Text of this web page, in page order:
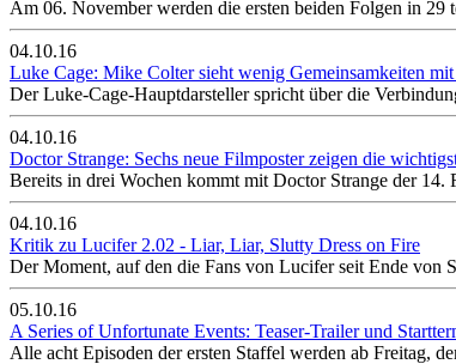
Am 06. November werden die ersten beiden Folgen in
04.10.16
Luke Cage: Mike Colter sieht wenig Gemeinsamkeiten
Der Luke-Cage-Hauptdarsteller spricht über die
04.10.16
Doctor Strange: Sechs neue Filmposter zeigen die
Bereits in drei Wochen kommt mit Doctor Strange der
04.10.16
Kritik zu Lucifer 2.02 - Liar, Liar, Slutty Dress on Fire
Der Moment, auf den die Fans von Lucifer seit Ende von
05.10.16
A Series of Unfortunate Events: Teaser-Trailer und
Alle acht Episoden der ersten Staffel werden ab Freitag,